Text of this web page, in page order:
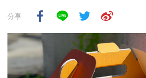
分享